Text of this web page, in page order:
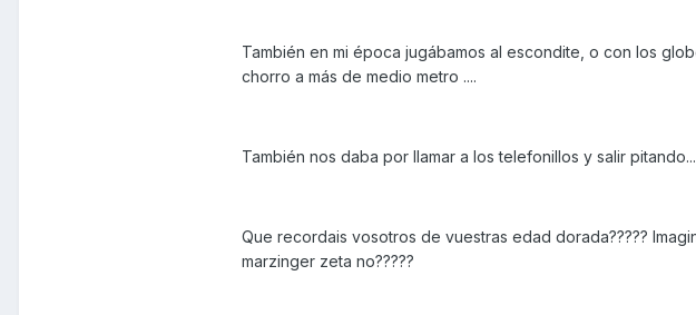
También en mi época jugábamos al escondite, o con los
chorro a más de medio metro ....
También nos daba por llamar a los telefonillos y salir
Que recordais vosotros de vuestras edad dorada?????
marzinger zeta no?????